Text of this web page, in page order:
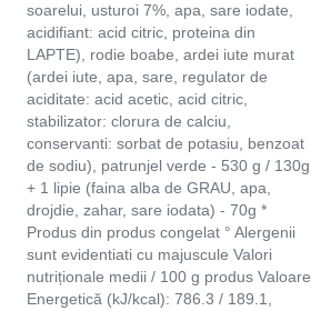
soarelui, usturoi 7%, apa, sare iodate,
acidifiant: acid citric, proteina din
LAPTE), rodie boabe, ardei iute murat
(ardei iute, apa, sare, regulator de
aciditate: acid acetic, acid citric,
stabilizator: clorura de calciu,
conservanti: sorbat de potasiu, benzoat
de sodiu), patrunjel verde - 530 g / 130g
+ 1 lipie (faina alba de GRAU, apa,
drojdie, zahar, sare iodata) - 70g *
Produs din produs congelat ° Alergenii
sunt evidentiati cu majuscule Valori
nutriționale medii / 100 g produs Valoare
Energetică (kJ/kcal): 786.3 / 189.1,